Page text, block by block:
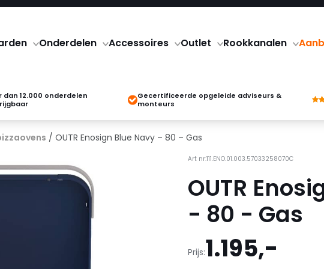
Onderdelen Accessoires Outlet Rookkanalen
dan 12.000 onderdelen
Gecertificeerde opgeleide adviseurs &
monteurs
/ OUTR Enosign Blue Navy – 80 – Gas
Art nr:111.ENO.01.003.57033258070C
OUTR
- 80 - Gas
Prijs:1.195,-